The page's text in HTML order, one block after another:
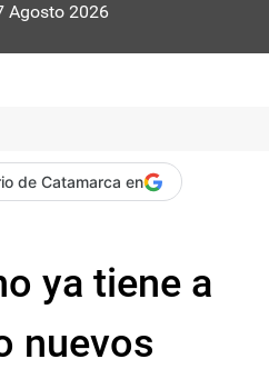
Agosto 2026
de Catamarca en
ya tiene a
nuevos